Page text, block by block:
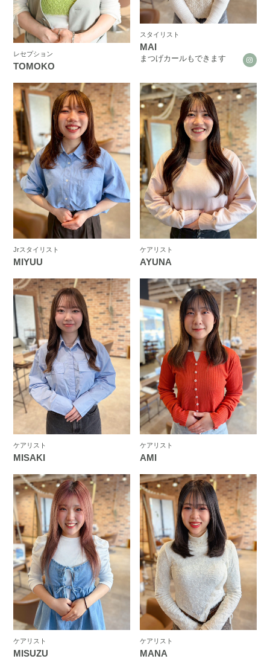
レセプション
TOMOKO
スタイリスト
MAI
まつげカールもできます
Jrスタイリスト
MIYUU
ケアリスト
AYUNA
ケアリスト
MISAKI
ケアリスト
AMI
ケアリスト
MISUZU
ケアリスト
MANA